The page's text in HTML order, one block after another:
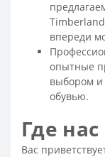
Женские
Летние ботинки
Классические
Женские
Серые ботинки
Стильные
Резиновые
впереди
опытные
выбором и
обувью.
Где
Вас